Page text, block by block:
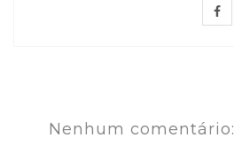
Nenhum comentário: